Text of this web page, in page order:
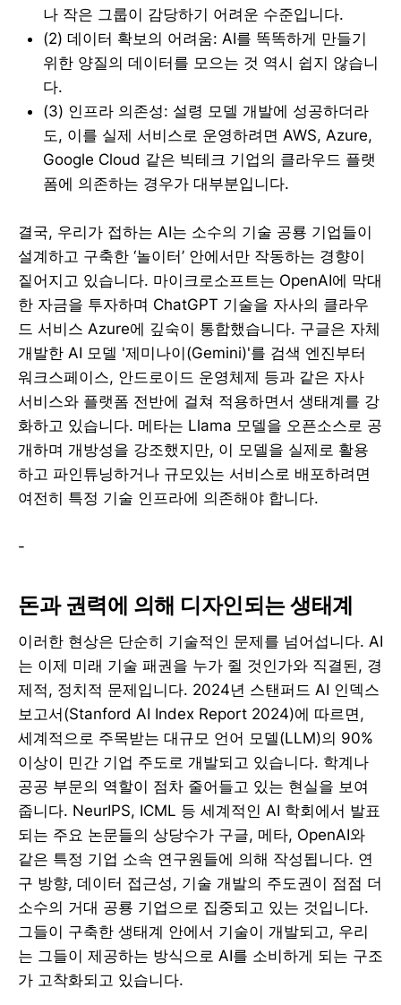
나 작은 그룹이 감당하기 어려운 수준입니다.
(2) 데이터 확보의 어려움: AI를 똑똑하게 만들기
위한 양질의 데이터를 모으는 것 역시 쉽지 않습니
다.
(3) 인프라 의존성: 설령 모델 개발에 성공하더라
도, 이를 실제 서비스로 운영하려면 AWS, Azure,
Google Cloud 같은 빅테크 기업의 클라우드 플랫
폼에 의존하는 경우가 대부분입니다.
결국, 우리가 접하는 AI는 소수의 기술 공룡 기업들이
설계하고 구축한 ‘놀이터’ 안에서만 작동하는 경향이
짙어지고 있습니다. 마이크로소프트는 OpenAI에 막대
한 자금을 투자하며 ChatGPT 기술을 자사의 클라우
드 서비스 Azure에 깊숙이 통합했습니다. 구글은 자체
개발한 AI 모델 '제미나이(Gemini)'를 검색 엔진부터
워크스페이스, 안드로이드 운영체제 등과 같은 자사
서비스와 플랫폼 전반에 걸쳐 적용하면서 생태계를 강
화하고 있습니다. 메타는 Llama 모델을 오픈소스로 공
개하며 개방성을 강조했지만, 이 모델을 실제로 활용
하고 파인튜닝하거나 규모있는 서비스로 배포하려면
여전히 특정 기술 인프라에 의존해야 합니다.
-
돈과 권력에 의해 디자인되는 생태계
이러한 현상은 단순히 기술적인 문제를 넘어섭니다. AI
는 이제 미래 기술 패권을 누가 쥘 것인가와 직결된, 경
제적, 정치적 문제입니다. 2024년 스탠퍼드 AI 인덱스
보고서(Stanford AI Index Report 2024)에 따르면,
세계적으로 주목받는 대규모 언어 모델(LLM)의 90%
이상이 민간 기업 주도로 개발되고 있습니다. 학계나
공공 부문의 역할이 점차 줄어들고 있는 현실을 보여
줍니다. NeurIPS, ICML 등 세계적인 AI 학회에서 발표
되는 주요 논문들의 상당수가 구글, 메타, OpenAI와
같은 특정 기업 소속 연구원들에 의해 작성됩니다. 연
구 방향, 데이터 접근성, 기술 개발의 주도권이 점점 더
소수의 거대 공룡 기업으로 집중되고 있는 것입니다.
그들이 구축한 생태계 안에서 기술이 개발되고, 우리
는 그들이 제공하는 방식으로 AI를 소비하게 되는 구조
가 고착화되고 있습니다.